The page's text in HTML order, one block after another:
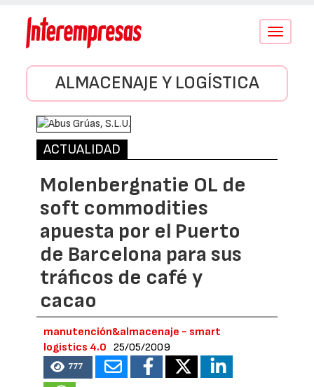
Conmutar
ALMACENAJE Y LOGÍSTICA
ACTUALIDAD
Molenbergnatie OL de
soft commodities
apuesta por el Puerto
de Barcelona para sus
tráficos de café y
cacao
manutención&almacenaje - smart
logistics 4.0
25/05/2009
777